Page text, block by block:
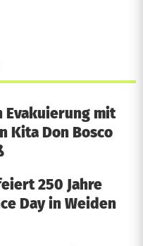
Evakuierung mit
Kita Don Bosco
250 Jahre
Day in Weiden